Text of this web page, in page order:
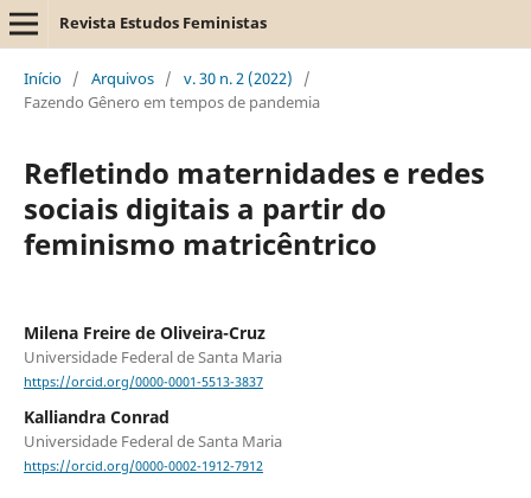
Revista Estudos Feministas
Início / Arquivos / v. 30 n. 2 (2022)
/
Fazendo Gênero em tempos de pandemia
Refletindo maternidades e redes
sociais digitais a partir do
feminismo matricêntrico
Milena Freire de Oliveira-Cruz
Universidade Federal de Santa Maria
https://orcid.org/0000-0001-5513-3837
Kalliandra Conrad
Universidade Federal de Santa Maria
https://orcid.org/0000-0002-1912-7912